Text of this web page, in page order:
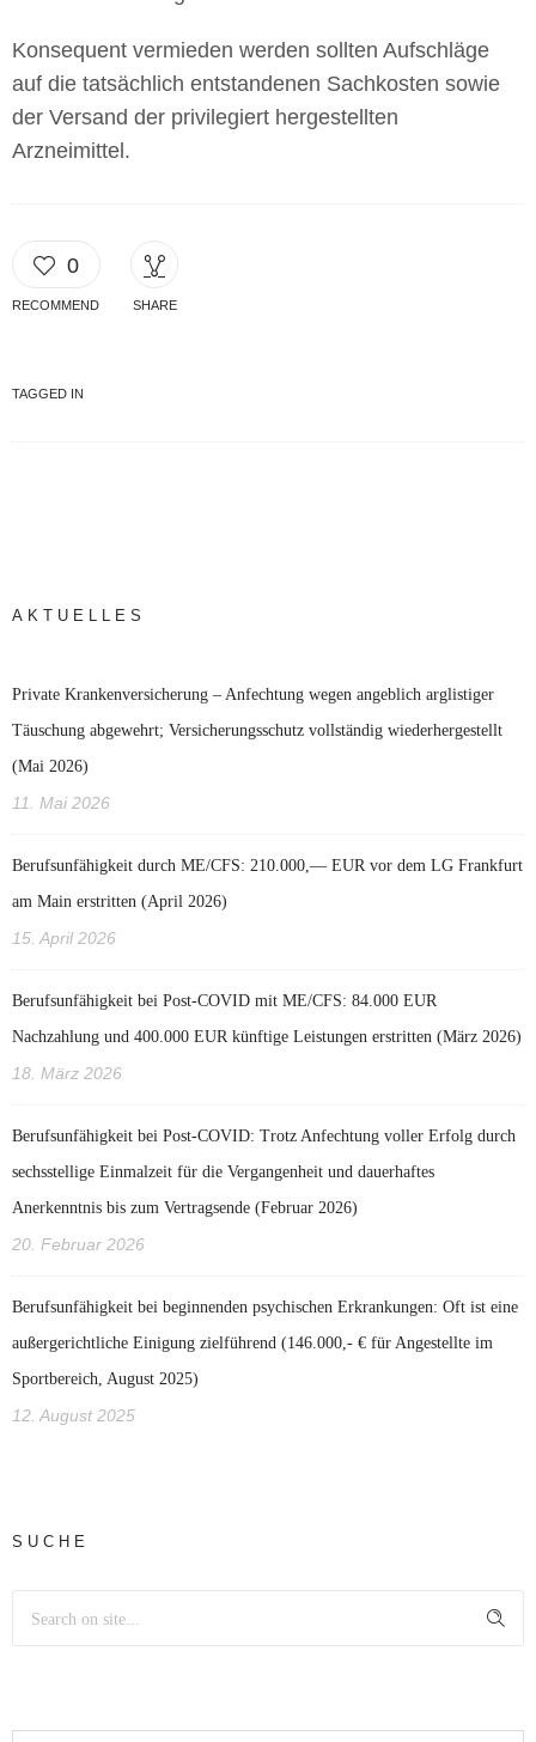
Konsequent vermieden werden sollten Aufschläge
auf die tatsächlich entstandenen Sachkosten sowie
der Versand der privilegiert hergestellten
Arzneimittel.
0
RECOMMEND SHARE
TAGGED IN
AKTUELLES
Private Krankenversicherung – Anfechtung wegen angeblich arglistiger
Täuschung abgewehrt; Versicherungsschutz vollständig wiederhergestellt
(Mai 2026)
11. Mai 2026
Berufsunfähigkeit durch ME/CFS: 210.000,— EUR vor dem LG Frankfurt
am Main erstritten (April 2026)
15. April 2026
Berufsunfähigkeit bei Post-COVID mit ME/CFS: 84.000 EUR
Nachzahlung und 400.000 EUR künftige Leistungen erstritten (März 2026)
18. März 2026
Berufsunfähigkeit bei Post‑COVID: Trotz Anfechtung voller Erfolg durch
sechsstellige Einmalzeit für die Vergangenheit und dauerhaftes
Anerkenntnis bis zum Vertragsende (Februar 2026)
20. Februar 2026
Berufsunfähigkeit bei beginnenden psychischen Erkrankungen: Oft ist eine
außergerichtliche Einigung zielführend (146.000,- € für Angestellte im
Sportbereich, August 2025)
12. August 2025
SUCHE